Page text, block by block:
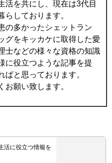
活を共にし、現在は3代目
らしております。
の多かったシェットラン
グをキッカケに取得した愛
士などの様々な資格の知識
に役立つような記事を提
ばと思っております。
お願い致します。
活に役立つ情報を